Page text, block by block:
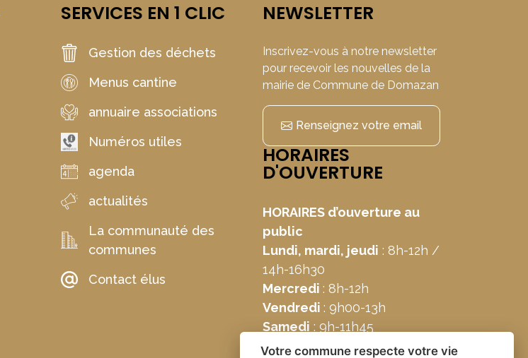
SERVICES EN 1 CLIC
Gestion des déchets
Menus cantine
annuaire associations
Numéros utiles
agenda
actualités
La communauté des
communes
Contact élus
NEWSLETTER
Inscrivez-vous à notre newsletter
pour recevoir les nouvelles de la
mairie de Commune de Domazan
Renseignez votre email
HORAIRES
D'OUVERTURE
HORAIRES d’ouverture au
public
Lundi, mardi, jeudi : 8h-12h /
14h-16h30
Mercredi : 8h-12h
Vendredi : 9h00-13h
Samedi : 9h-11h45
Votre commune respecte votre vie